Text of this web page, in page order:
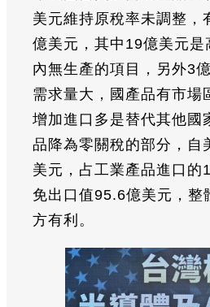
美元維持原稅率未調整，
億美元，其中19億美元是
內無生產的項目，另外3
需求量大，國產品有市場
增加進口多是替代其他國
品降為零關稅的部分，自
美元，占工業產品進口的
免出口值95.6億美元，整
方有利。